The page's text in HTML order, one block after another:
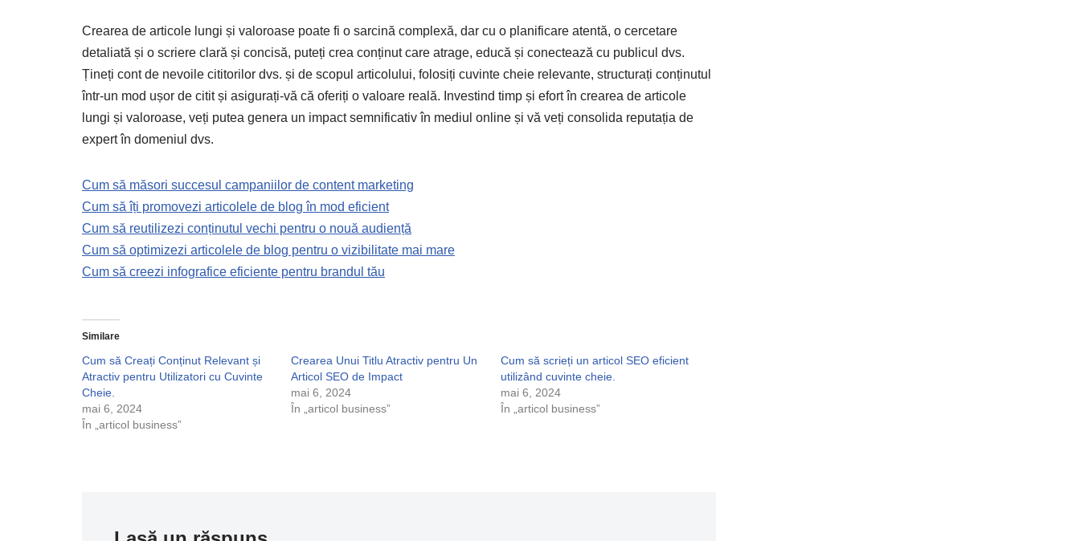
Crearea de articole lungi și valoroase poate fi o sarcină complexă, dar cu o planificare atentă, o cercetare
detaliată și o scriere clară și concisă, puteți crea conținut care atrage, educă și conectează cu publicul dvs.
Țineți cont de nevoile cititorilor dvs. și de scopul articolului, folosiți cuvinte cheie relevante, structurați conținutul
într-un mod ușor de citit și asigurați-vă că oferiți o valoare reală. Investind timp și efort în crearea de articole
lungi și valoroase, veți putea genera un impact semnificativ în mediul online și vă veți consolida reputația de
expert în domeniul dvs.
Cum să măsori succesul campaniilor de content marketing
Cum să îți promovezi articolele de blog în mod eficient
Cum să reutilizezi conținutul vechi pentru o nouă audiență
Cum să optimizezi articolele de blog pentru o vizibilitate mai mare
Cum să creezi infografice eficiente pentru brandul tău
Similare
Cum să Creați Conținut Relevant și
Atractiv pentru Utilizatori cu Cuvinte
Cheie.
mai 6, 2024
În „articol business”
Crearea Unui Titlu Atractiv pentru Un
Articol SEO de Impact
mai 6, 2024
În „articol business”
Cum să scrieți un articol SEO eficient
utilizând cuvinte cheie.
mai 6, 2024
În „articol business”